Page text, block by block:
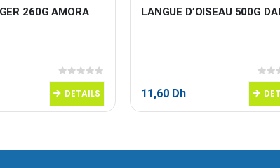
260G AMORA
0sur 5
DETAILS
LANGUE D’OISEAU 500G
0sur
11,60 Dh